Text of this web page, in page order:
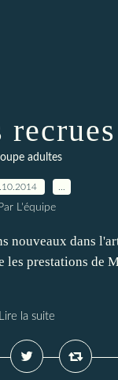
adultes
Par L'équipe
nouveaux dans
les prestations de
Lire la suite